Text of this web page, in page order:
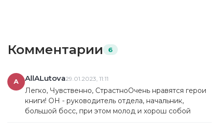
Комментарии 6
A AllALutova29.01.2023, 11:11
Легко, Чувственно, СтрастноОчень нравятся герои
книги! ОН - руководитель отдела, начальник,
большой босс, при этом молод и хорош собой